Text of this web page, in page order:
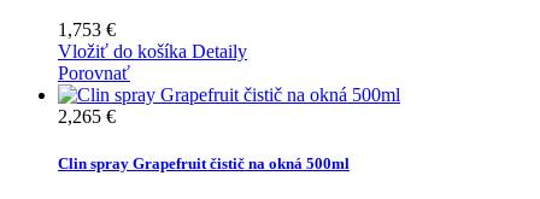
1,753 €
Vložiť do košíka Detaily
Porovnať
2,265 €
Clin spray Grapefruit čistič na okná 500ml